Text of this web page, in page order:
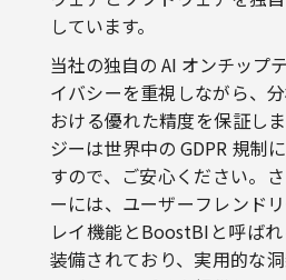
当社の独自の AI オンチップ
イバシーを重視しながら、
おける優れた精度を保証し
ジーは世界中の GDPR 規制
すので、ご安心ください。
ーには、ユーザーフレンド
レイ機能とBoostBIと呼ば
装備されており、実用的な
モバイルアプリを提供し、
エクスペリエンスを保証しま